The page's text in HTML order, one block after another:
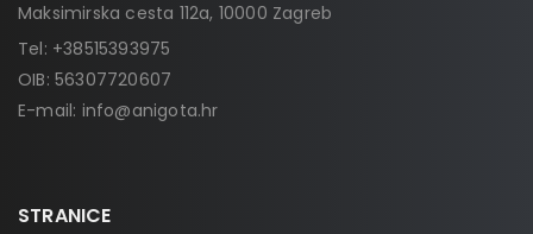
Maksimirska cesta 112a, 10000 Zagreb
Tel: +38515393975
OIB: 56307720607
E-mail: info@anigota.hr
STRANICE